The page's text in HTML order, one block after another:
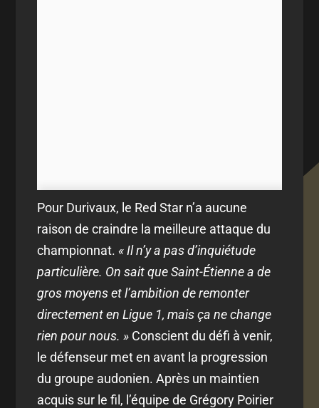
Pour Durivaux, le Red Star n’a aucune
raison de craindre la meilleure attaque du
championnat.« Il n’y a pas d’inquiétude
particulière. On sait que Saint-Étienne a de
gros moyens et l’ambition de remonter
directement en Ligue 1, mais ça ne change
rien pour nous. » Conscient du défi à venir,
le défenseur met en avant la progression
du groupe audonien. Après un maintien
acquis sur le fil, l’équipe de Grégory Poirier